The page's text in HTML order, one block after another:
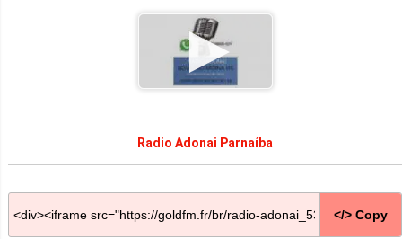
Radio Adonai Parnaíba
</> Copy